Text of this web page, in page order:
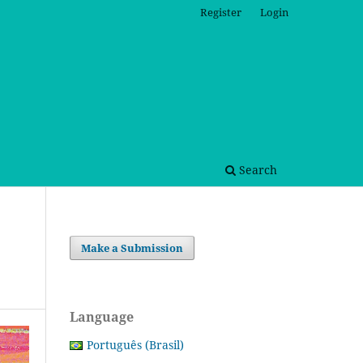
Search
Register Login
Make a Submission
Language
Português (Brasil)